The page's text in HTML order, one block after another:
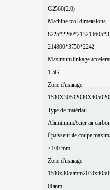
G2560(2.0)
Machine tool dimensions
8225*2260*2132
214800*3750*2242
Maximum linkage
1.5G
Zone d'usinage
1530X30502030X4050
Type de matériau
AluminiumAcier au
Épaisseur de coupe
≤100 mm
Zone d'usinage
1530x3050mm
00mm